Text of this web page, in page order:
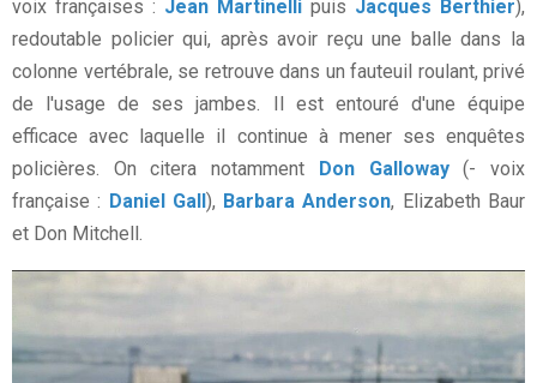
voix françaises : Jean Martinelli puis Jacques Berthier),
redoutable policier qui, après avoir reçu une balle dans la
colonne vertébrale, se retrouve dans un fauteuil roulant, privé
de l'usage de ses jambes. Il est entouré d'une équipe
efficace avec laquelle il continue à mener ses enquêtes
policières. On citera notamment
Don Galloway(- voix
française : Daniel Gall ), Barbara Anderson, Elizabeth Baur
et Don Mitchell.